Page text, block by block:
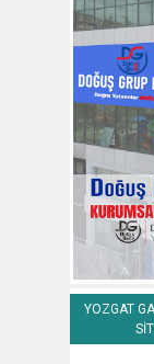
YOZGAT